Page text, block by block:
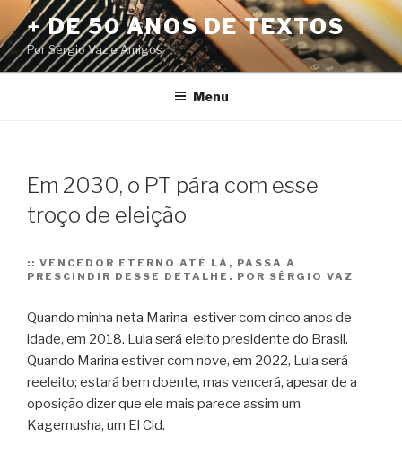
Pular
para
o
conteúdo
+ DE 50 ANOS DE TEXTOS
Por Sérgio Vaz e Amigos
Menu
Em 2030, o PT pára com esse
troço de eleição
:: VENCEDOR ETERNO ATÉ LÁ, PASSA A
PRESCINDIR DESSE DETALHE. POR SÉRGIO VAZ
Quando minha neta Marina estiver com cinco anos de
idade, em 2018. Lula será eleito presidente do Brasil.
Quando Marina estiver com nove, em 2022, Lula será
reeleito; estará bem doente, mas vencerá, apesar de a
oposição dizer que ele mais parece assim um
Kagemusha, um El Cid.